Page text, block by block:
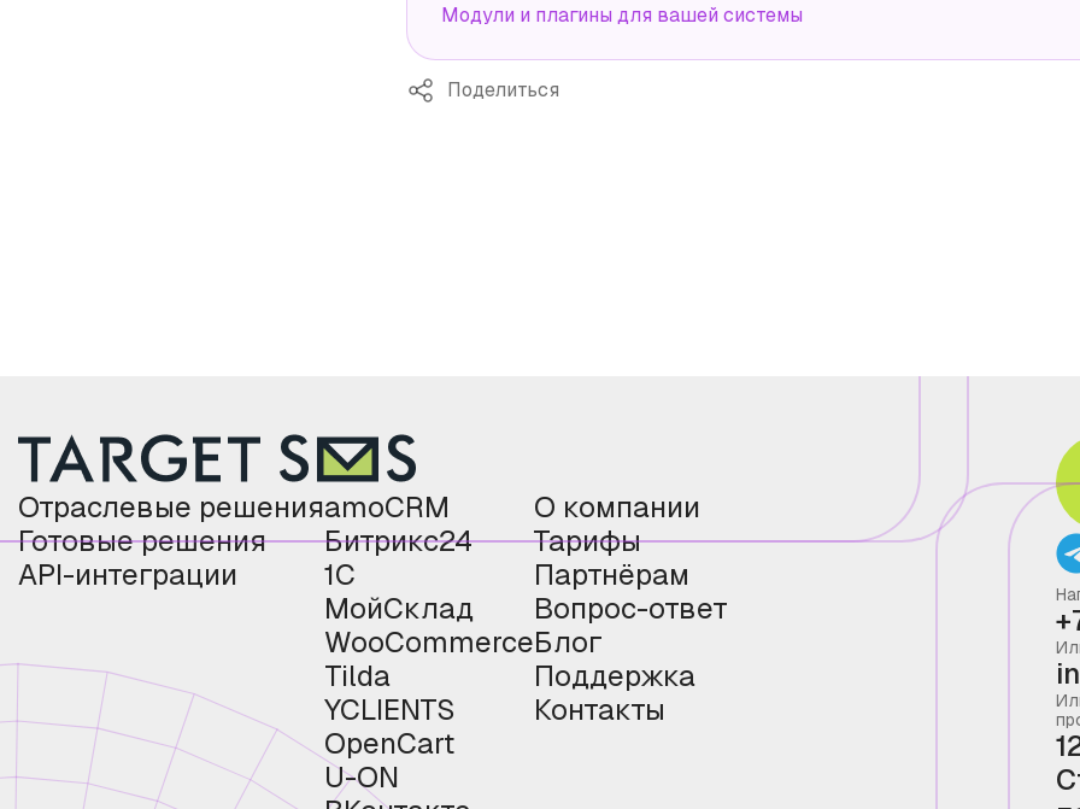
Модули и плагины для вашей системы
Поделиться
Отраслевые решения
Готовые решения
API-интеграции
amoCRM
Битрикс24
1С
МойСклад
WooCommerce
Tilda
YCLIENTS
OpenCart
U-ON
О компании
Тарифы
Партнёрам
Вопрос-ответ
Блог
Поддержка
Контакты